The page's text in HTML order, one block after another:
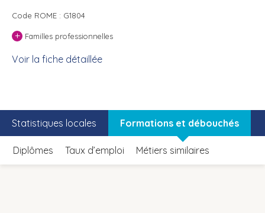
Code ROME : G1804
+ Familles professionnelles
Voir la fiche détaillée
Statistiques locales Formations et débouchés
Diplômes Taux d’emploi Métiers similaires